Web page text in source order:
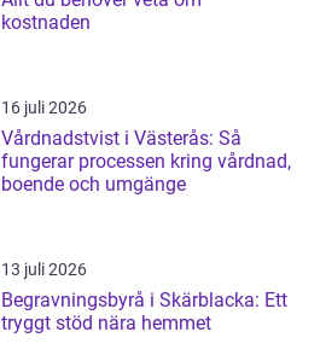
kostnaden
16 juli 2026
Vårdnadstvist i Västerås: Så
fungerar processen kring vårdnad,
boende och umgänge
13 juli 2026
Begravningsbyrå i Skärblacka: Ett
tryggt stöd nära hemmet